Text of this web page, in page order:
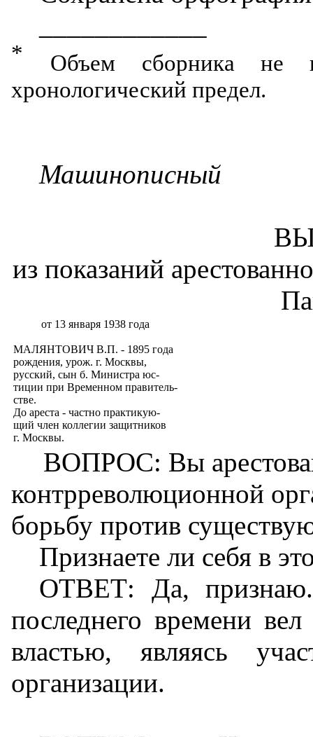
*
Объем сборника не
хронологический предел.
Машинописный
из показаний
от 13 января 1938 года
МАЛЯНТОВИЧ В.П. - 1895 года
рождения, урож. г. Москвы,
русский, сын б. Министра юс-
тиции при Временном правитель-
стве.
До ареста - частно практикую-
щий член коллегии защитников
г. Москвы.
ВОПРОС: Вы
контрреволюционной
борьбу против
Признаете ли себя в
ОТВЕТ: Да, признаю.
последнего времени
властью, являясь
организации.